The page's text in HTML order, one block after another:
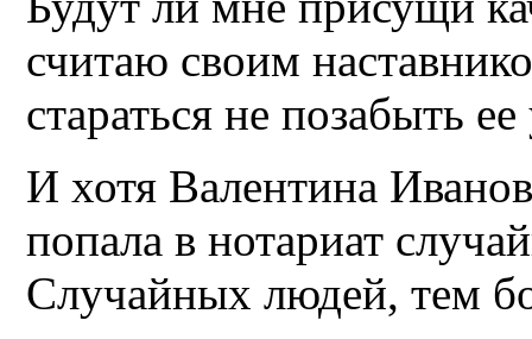
считаю своим
стараться не позабыть
И хотя Валентина
попала в нотариат
Случайных людей, тем